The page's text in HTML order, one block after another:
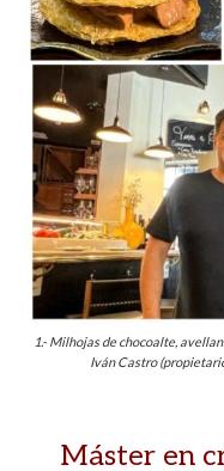
1.- Milhojas de chocoalte,
Iván Castro
Máster en